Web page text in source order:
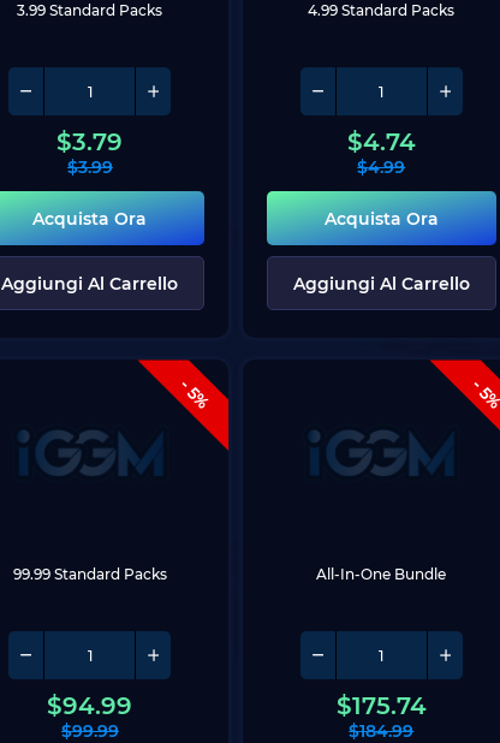
3.99 Standard Packs
$3.79
$3.99
Acquista Ora
Aggiungi Al Carrello
4.99 Standard Packs
$4.74
$4.99
Acquista Ora
Aggiungi Al Carrello
- 5%
99.99 Standard Packs
$94.99
$99.99
-
All-In-One Bundle
$175.74
$184.99